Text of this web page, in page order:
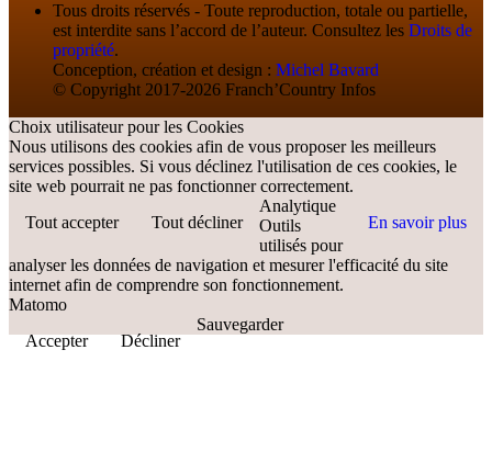
Tous droits réservés - Toute reproduction, totale ou partielle,
est interdite sans l’accord de l’auteur. Consultez les Droits de
propriété.
Conception, création et design : Michel Bavard
© Copyright 2017-2026 Franch’Country Infos
Choix utilisateur pour les Cookies
Nous utilisons des cookies afin de vous proposer les meilleurs
services possibles. Si vous déclinez l'utilisation de ces cookies, le
site web pourrait ne pas fonctionner correctement.
Tout accepter
Tout décliner En savoir plus
Analytique
Outils
utilisés pour
analyser les données de navigation et mesurer l'efficacité du site
internet afin de comprendre son fonctionnement.
Matomo
Accepter
Décliner
Sauvegarder